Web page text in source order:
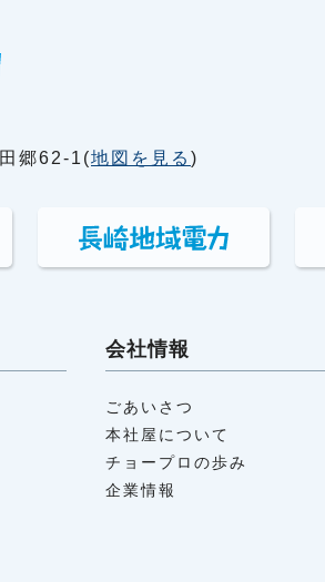
郷62-1(地図を見る )
会社情報
ごあいさつ
本社屋について
チョープロの歩み
企業情報